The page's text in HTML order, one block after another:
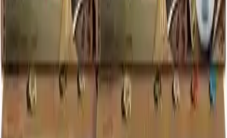
Garanti ve Müşteri Memnuniyeti
Ürünlerimiz, 2 yıl garanti kapsamında olup, resmi faturalarla
müşterilere ulaştırılır. Kalite ve müşteri memnuniyetini temel alan
firmamız, kahve tutkunlarına en iyi hizmeti sunmayı amaçlar. Ayrıca,
ürünlerimizin tüm üretim süreçleri, yerli üretim ilkeleri
doğrultusunda, tamamen kendi tesislerimizde gerçekleştirilir.
Sonuç ve Değerlendirme
ESPRESSOMM Gold Kapsül Kahve, zengin aroması, tazeliği ve
kalite standartlarıyla öne çıkan bir seçenektir. Her fincanda İtalyan